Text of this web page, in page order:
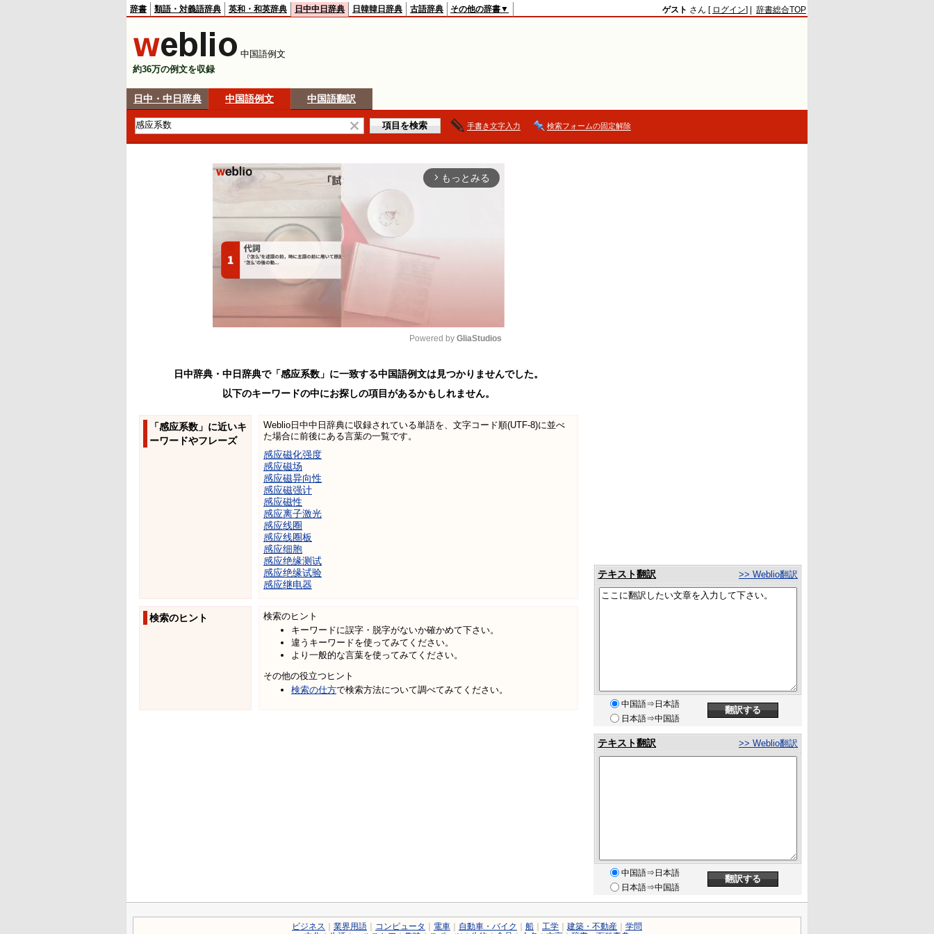
辞書 類語・対義語辞典 英和・和英辞典 日中中日辞典 日韓韓日辞典 古語辞典 その他の辞書▼ ゲスト さん [ ログイン] | 辞書総合TOP
中国語例文
約36万の例文を収録
日中・中日辞典 中国語例文 中国語翻訳
手書き文字入力 検索フォームの固定解除
arrow_forward_ios もっとみる
Mute
Powered by GliaStudios
日中辞典・中日辞典で「感应系数」に一致する中国語例文は見つかりませんでした。
以下のキーワードの中にお探しの項目があるかもしれません。
「感应系数」に近いキ
ーワードやフレーズ
Weblio日中中日辞典に収録されている単語を、文字コード順(UTF-8)に並べ
た場合に前後にある言葉の一覧です。
感应磁化强度
感应磁场
感应磁异向性
感应磁强计
感应磁性
感应离子激光
感应线圈
感应线圈板
感应细胞
感应绝缘测试
感应绝缘试验
感应继电器
検索のヒント
検索のヒント
キーワードに誤字・脱字がないか確かめて下さい。
違うキーワードを使ってみてください。
より一般的な言葉を使ってみてください。
その他の役立つヒント
検索の仕方で検索方法について調べてみてください。
テキスト翻訳 >> Weblio翻訳
中国語⇒日本語
日本語⇒中国語
テキスト翻訳 >> Weblio翻訳
中国語⇒日本語
日本語⇒中国語
ビジネス 業界用語 コンピュータ 電車 自動車・バイク 船 工学 建築・不動産
学問